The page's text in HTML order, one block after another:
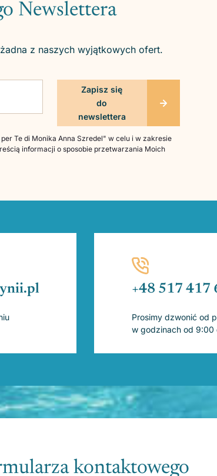
Newslettera
z naszych wyjątkowych ofert.
Te di Monika Anna Szredel" w celu i w zakresie
informacji o sposobie przetwarzania Moich
+48 517 417
Prosimy dzwonić od
w godzinach od 9:00
kontaktowego